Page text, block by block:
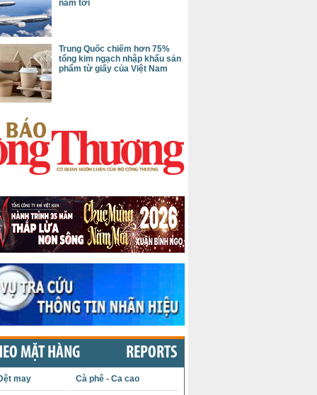
năm tới
Trung Quốc chiếm hơn 75%
tổng kim ngạch nhập khẩu sản
phẩm từ giấy của Việt Nam
MẶT HÀNG REPORTS
may Cà phê - Ca cao